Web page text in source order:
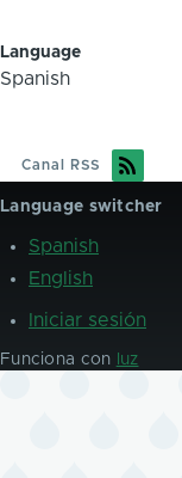
Language
Spanish
Canal RSS
Language switcher
Spanish
English
User
menu
Iniciar sesión
Funciona con luz